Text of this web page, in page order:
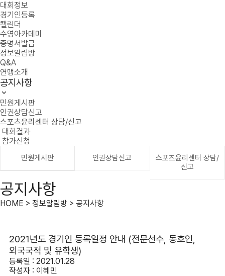
대회정보
경기인등록
캘린더
수영아카데미
증명서발급
정보알림방
Q&A
연맹소개
공지사항
민원게시판
인권상담신고
스포츠윤리센터 상담/신고
대회결과
참가신청
민원게시판 인권상담신고
스포츠윤리센터 상담/
신고
공지사항
HOME > 정보알림방 > 공지사항
2021년도 경기인 등록일정 안내 (전문선수, 동호인,
외국국적 및 유학생)
등록일 : 2021.01.28
작성자 : 이혜민